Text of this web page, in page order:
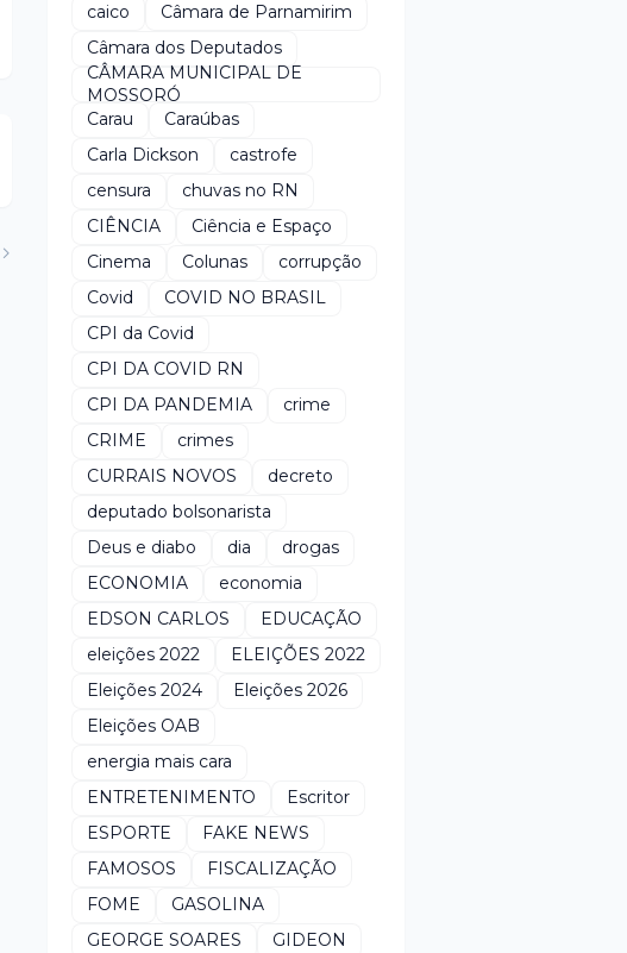
caico
Câmara de Parnamirim
Câmara dos Deputados
CÂMARA MUNICIPAL DE
MOSSORÓ
Carau
Caraúbas
Carla Dickson
castrofe
censura
chuvas no RN
CIÊNCIA
Ciência e Espaço
Cinema
Colunas
corrupção
Covid
COVID NO BRASIL
CPI da Covid
CPI DA COVID RN
CPI DA PANDEMIA
crime
CRIME
crimes
CURRAIS NOVOS
decreto
deputado bolsonarista
Deus e diabo
dia
drogas
ECONOMIA
economia
EDSON CARLOS
EDUCAÇÃO
eleições 2022
ELEIÇÕES 2022
Eleições 2024
Eleições 2026
Eleições OAB
energia mais cara
ENTRETENIMENTO
Escritor
ESPORTE
FAKE NEWS
FAMOSOS
FISCALIZAÇÃO
FOME
GASOLINA
GEORGE SOARES
GIDEON